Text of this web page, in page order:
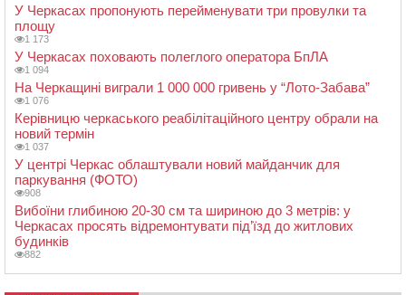
У Черкасах пропонують перейменувати три провулки та
площу
1 173
У Черкасах поховають полеглого оператора БпЛА
1 094
На Черкащині виграли 1 000 000 гривень у “Лото-Забава”
1 076
Керівницю черкаського реабілітаційного центру обрали на
новий термін
1 037
У центрі Черкас облаштували новий майданчик для
паркування (ФОТО)
908
Вибоїни глибиною 20-30 см та шириною до 3 метрів: у
Черкасах просять відремонтувати під’їзд до житлових
будинків
882